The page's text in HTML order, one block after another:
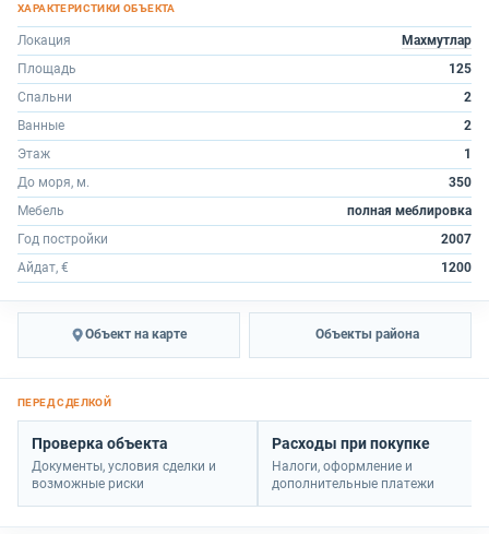
Локация
Махмутлар
Площадь
125
Спальни
2
Ванные
2
Этаж
1
До моря, м.
350
Мебель
полная меблировка
Год постройки
2007
Айдат, €
1200
Объект на карте Объекты района
Проверка объекта
Документы, условия сделки и
возможные риски
Расходы при покупке
Налоги, оформление и
дополнительные платежи